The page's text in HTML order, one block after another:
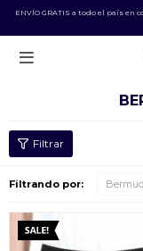
ENVÍO GRATIS a todo el país en

Filtrando por: